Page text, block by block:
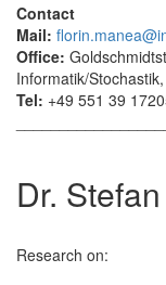
Contact
Mail:
Office:
Informatik/
Tel: +49 551 39
Dr.
Research on: